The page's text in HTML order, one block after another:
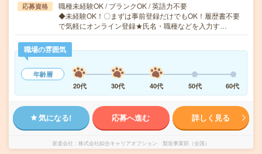
応募資格
職種未経験OK / ブランクOK / 英語力不要
◆未経験OK！〇まずは事前登録だけでもOK！履歴書不要
で気軽にオンライン登録★氏名・職種などを入力す…
職場の雰囲気
年齢層
20代
30代 40代 50代 60代
気になる! 応募へ進む 詳しく見る
派遣会社 株式会社綜合キャリアオプション 製造事業部（全国）